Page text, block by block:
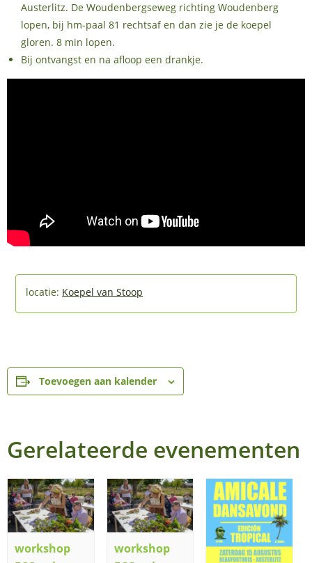
Austerlitz. De Woudenbergseweg richting Woudenberg
lopen, bij hm-paal 81 rechtsaf en dan zie je de koepel
gloren. 8 min lopen.
Bij ontvangst en na afloop een drankje.
Koepel van Stoop
Toevoegen aan kalender
Gerelateerde evenementen
workshop
workshop